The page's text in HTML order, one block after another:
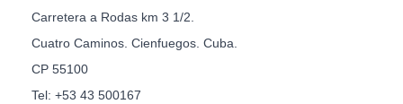
Carretera a Rodas km 3 1/2.
Cuatro Caminos. Cienfuegos. Cuba.
CP 55100
Tel: +53 43 500167